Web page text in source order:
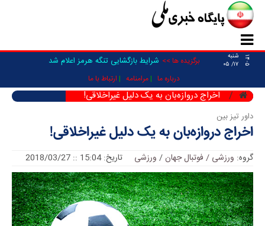
۱۴۰۵
شنبه
۱۷/ ۰۵
برگزیده ها >> شرایط بازگشایی تنگه هرمز اعلام شد
درباره ما مرامنامه ارتباط با ما
اخراج دروازه‌بان به یک دلیل غیراخلاقی!
داور تیز بین
اخراج دروازه‌بان به یک دلیل غیراخلاقی!
گروه: ورزشی / فوتبال جهان/ ورزشی تاریخ: 15:04 :: 2018/03/27